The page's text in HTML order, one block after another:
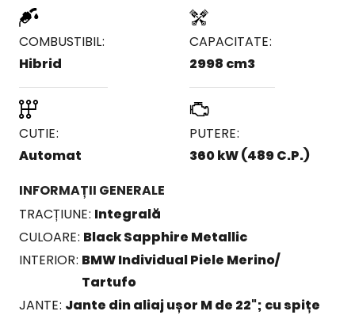
COMBUSTIBIL
Hibrid
CAPACITATE
2998 cm3
CUTIE
Automat
PUTERE
360 kW (489 C.P.)
INFORMAȚII GENERALE
TRACȚIUNE Integrală
CULOARE Black Sapphire Metallic
INTERIOR BMW Individual Piele Merino/
Tartufo
JANTE Jante din aliaj ușor M de 22"; cu spițe